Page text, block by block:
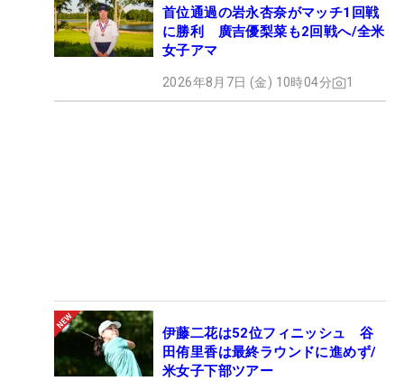
首位通過の岩永杏奈がマッチ1回戦
に勝利 廣吉優梨菜も2回戦へ/全米
女子アマ
2026年8月7日 (金) 10時04分 1
伊藤二花は52位フィニッシュ 谷
田侑里香は最終ラウンドに進めず/
米女子下部ツアー